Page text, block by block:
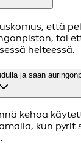
että
tai
helteessä.
ja saan
kehoa
kun pyrit